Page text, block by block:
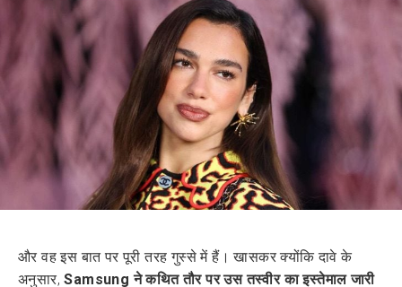
और वह इस बात पर पूरी तरह गुस्से में हैं। खासकर क्योंकि दावे के
अनुसार,Samsung ने कथित तौर पर उस तस्वीर का इस्तेमाल जारी